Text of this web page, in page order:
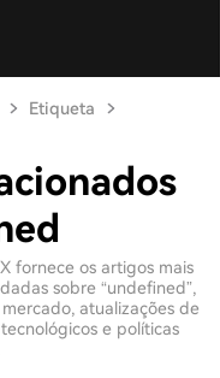
Etiqueta
fornece os artigos mais
sobre “undefined”,
atualizações de
e políticas